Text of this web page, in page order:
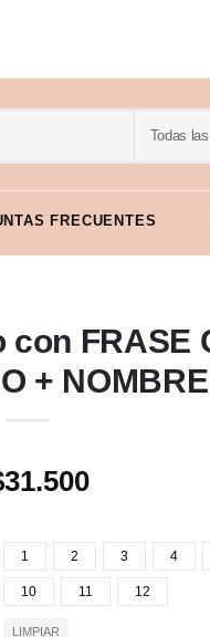
FRECUENTES
con FRASE
+ NOMBRE
31.500
1 2 3 4
10 11 12
LIMPIAR